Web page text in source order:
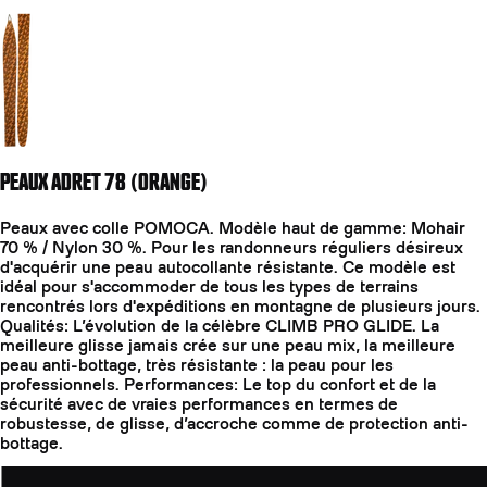
Aller à la diapositive 2
PEAUX ADRET 78 (ORANGE)
Peaux avec colle POMOCA. Modèle haut de gamme: Mohair
70 % / Nylon 30 %. Pour les randonneurs réguliers désireux
d'acquérir une peau autocollante résistante. Ce modèle est
idéal pour s'accommoder de tous les types de terrains
rencontrés lors d'expéditions en montagne de plusieurs jours.
Qualités: L’évolution de la célèbre CLIMB PRO GLIDE. La
meilleure glisse jamais crée sur une peau mix, la meilleure
peau anti-bottage, très résistante : la peau pour les
professionnels. Performances: Le top du confort et de la
sécurité avec de vraies performances en termes de
robustesse, de glisse, d’accroche comme de protection anti-
bottage.